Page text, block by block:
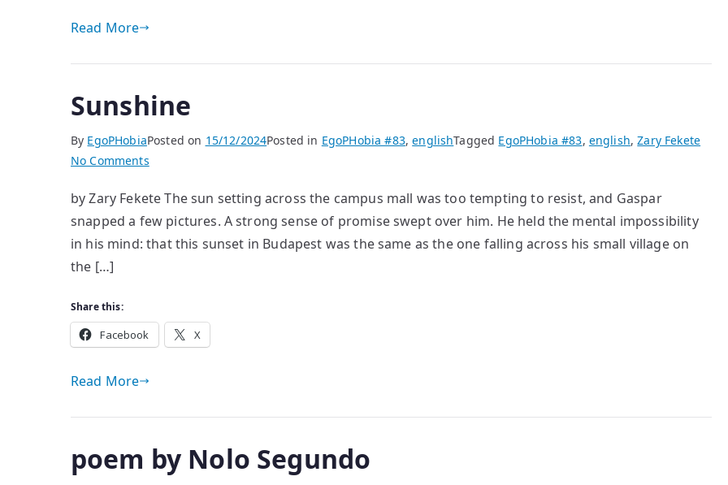
Read More
Sunshine
By EgoPHobiaPosted on 15/12/2024Posted in EgoPHobia #83,englishTagged EgoPHobia #83, english,Zary Fekete
No Commentson
by Zary Fekete The sun setting across the campus mall was too tempting to resist, and Gaspar
snapped a few pictures. A strong sense of promise swept over him. He held the mental impossibility
in his mind: that this sunset in Budapest was the same as the one falling across his small village on
the […]
Share this:
Facebook X
Read More
poem by Nolo Segundo